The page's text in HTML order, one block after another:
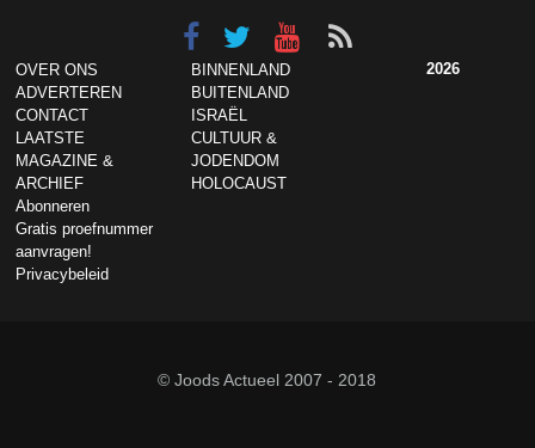
OVER ONS
ADVERTEREN
CONTACT
LAATSTE
MAGAZINE &
ARCHIEF
Abonneren
Gratis proefnummer
aanvragen!
Privacybeleid
BINNENLAND
BUITENLAND
ISRAËL
CULTUUR &
JODENDOM
HOLOCAUST
2026
© Joods Actueel 2007 - 2018